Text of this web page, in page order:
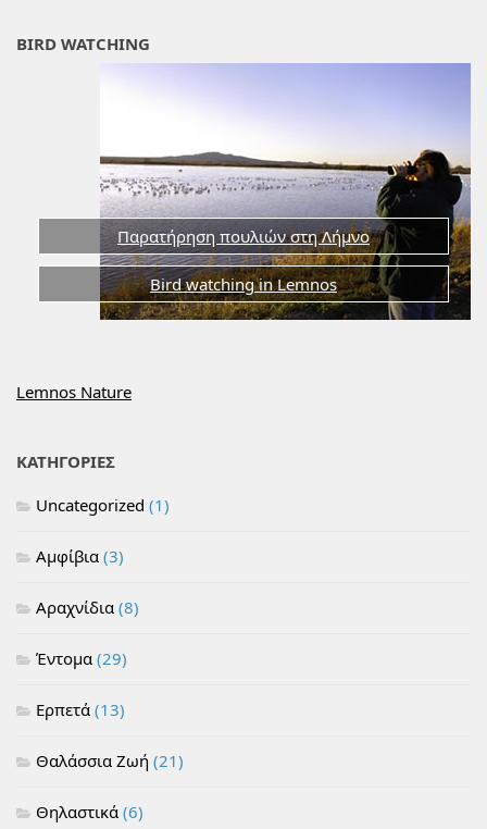
BIRD WATCHING
Παρατήρηση πουλιών στη Λήμνο
Bird watching in Lemnos
Lemnos Nature
ΚΑΤΗΓΟΡΙΕΣ
Uncategorized (1)
Αμφίβια (3)
Αραχνίδια (8)
Έντομα (29)
Ερπετά (13)
Θαλάσσια Ζωή (21)
Θηλαστικά (6)